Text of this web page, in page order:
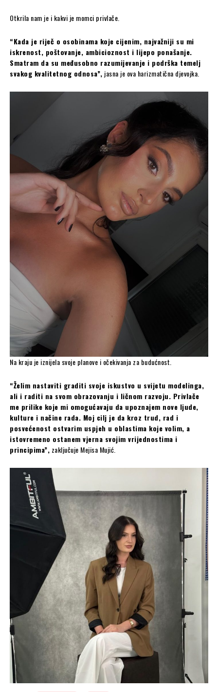
Otkrila nam je i kakvi je momci privlače.
“Kada je riječ o osobinama koje cijenim, najvažniji su mi
iskrenost, poštovanje, ambicioznost i lijepo ponašanje.
Smatram da su međusobno razumijevanje i podrška temelj
svakog kvalitetnog odnosa”, jasna je ova harizmatična djevojka.
Na kraju je iznijela svoje planove i očekivanja za budućnost.
“Želim nastaviti graditi svoje iskustvo u svijetu modelinga,
ali i raditi na svom obrazovanju i ličnom razvoju. Privlače
me prilike koje mi omogućavaju da upoznajem nove ljude,
kulture i načine rada. Moj cilj je da kroz trud, rad i
posvećenost ostvarim uspjeh u oblastima koje volim, a
istovremeno ostanem vjerna svojim vrijednostima i
principima”, zaključuje Mejisa Mujić.